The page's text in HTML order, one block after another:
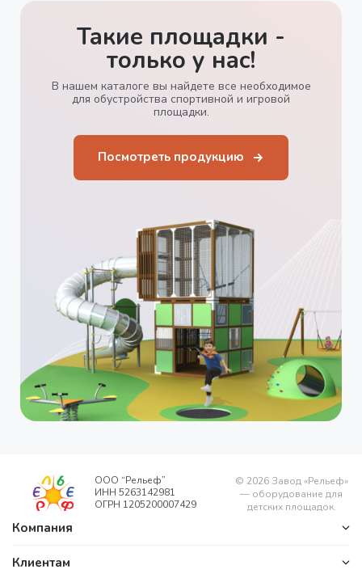
Такие площадки -
только у нас!
В нашем каталоге вы найдете все необходимое
для обустройства спортивной и игровой
площадки.
Посмотреть продукцию
ООО “Рельеф”
ИНН 5263142981
ОГРН 1205200007429
© 2026Завод «Рельеф»
— оборудование для
детских площадок.
Компания
Клиентам